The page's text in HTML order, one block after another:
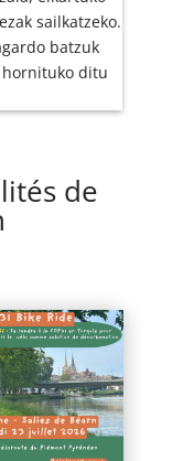
sailkatzeko.
batzuk
hornituko ditu
de